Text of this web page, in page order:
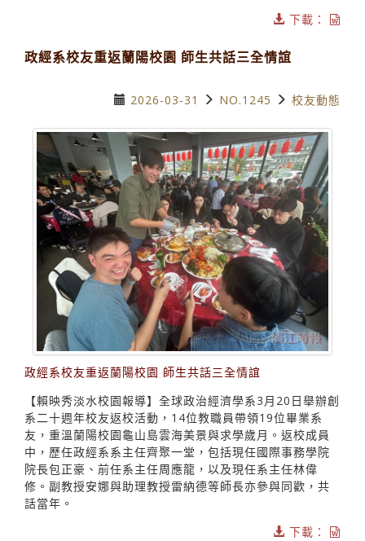
下載：
政經系校友重返蘭陽校園 師生共話三全情誼
2026-03-31 NO.1245 校友動態
政經系校友重返蘭陽校園 師生共話三全情誼
【賴映秀淡水校園報導】全球政治經濟學系3月20日舉辦創
系二十週年校友返校活動，14位教職員帶領19位畢業系
友，重溫蘭陽校園龜山島雲海美景與求學歲月。返校成員
中，歷任政經系系主任齊聚一堂，包括現任國際事務學院
院長包正豪、前任系主任周應龍，以及現任系主任林偉
修。副教授安娜與助理教授雷納德等師長亦參與同歡，共
話當年。
下載：